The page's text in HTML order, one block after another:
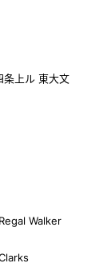
条上ル 東大文
Regal Walker